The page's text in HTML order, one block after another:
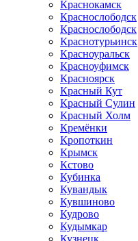
Краснокамск
Краснослободск
Краснослободск
Краснотурьинск
Красноуральск
Красноуфимск
Красноярск
Красный Кут
Красный Сулин
Красный Холм
Кремёнки
Кропоткин
Крымск
Кстово
Кубинка
Кувандык
Кувшиново
Кудрово
Кудымкар
Кузнецк